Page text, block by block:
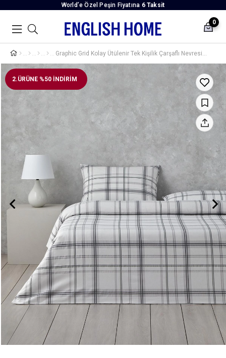
World’e Özel Peşin Fiyatına 6 Taksit
0
Graphic Grid Kolay Ütülenir Tek Kişilik Çarşaflı Nevresim Takımı 160x220 cm Gri
2.ÜRÜNE %50 İNDİRİM